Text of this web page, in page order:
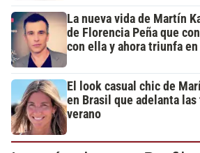
La nueva vida de Martín
de Florencia Peña que
con ella y ahora triunfa
El look casual chic de
en Brasil que adelanta las
verano